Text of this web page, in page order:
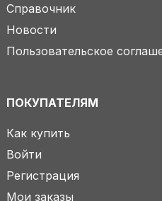
Справочник
Новости
Пользовательское
ПОКУПАТЕЛЯМ
Как купить
Войти
Регистрация
Мои заказы